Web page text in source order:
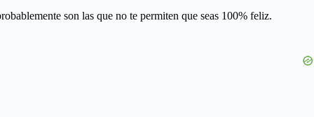
son las que no te permiten que seas 100% feliz.